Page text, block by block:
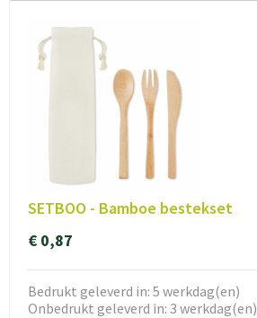
SETBOO - Bamboe bestekset
€ 0,87
Bedrukt geleverd in: 5 werkdag(en)
Onbedrukt geleverd in: 3 werkdag(en)